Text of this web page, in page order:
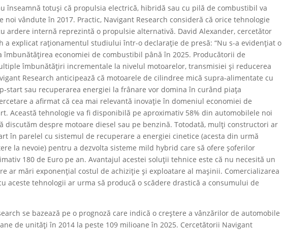
înseamnă totuși că propulsia electrică, hibridă sau cu pilă de combustibil va
vândute în 2017. Practic, Navigant Research consideră că orice tehnologie
ardere internă reprezintă o propulsie alternativă. David Alexander, cercetător
a explicat raționamentul studiului într-o declarație de presă: “Nu s-a evidențiat o
îmbunătățirea economiei de combustibil până în 2025. Producătorii de
îmbunătățiri incrementale la nivelul motoarelor, transmisiei și reducerea
Research anticipează că motoarele de cilindree mică supra-alimentate cu
start sau recuperarea energiei la frânare vor domina în curând piața
a afirmat că cea mai relevantă inovație în domeniul economiei de
Această tehnologie va fi disponibilă pe aproximativ 58% din automobilele noi
discutăm despre motoare diesel sau pe benzină. Totodată, mulți constructori ar
în parelel cu sistemul de recuperare a energiei cinetice (acesta din urmă
la nevoie) pentru a dezvolta sisteme mild hybrid care să ofere șoferilor
180 de Euro pe an. Avantajul acestei soluții tehnice este că nu necesită un
ar mări exponențial costul de achiziție și exploatare al mașinii. Comercializarea
aceste tehnologii ar urma să producă o scădere drastică a consumului de
se bazează pe o prognoză care indică o creștere a vânzărilor de automobile
de unități în 2014 la peste 109 milioane în 2025. Cercetătorii Navigant